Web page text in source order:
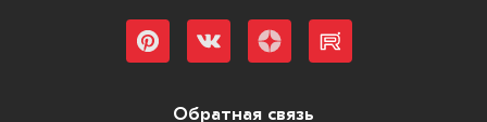
Обратная связь